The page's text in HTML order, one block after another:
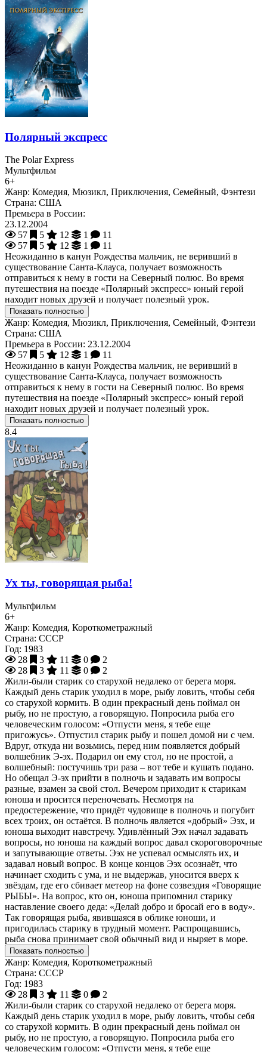
Полярный экспресс
The Polar Express
Мультфильм
6+
Жанр: Комедия, Мюзикл, Приключения, Семейный, Фэнтези
Страна: США
Премьера в России:
23.12.2004
57
5 12 1
11
57
5 12 1
11
Неожиданно в канун Рождества мальчик, не веривший в
существование Санта-Клауса, получает возможность
отправиться к нему в гости на Северный полюс. Во время
путешествия на поезде «Полярный экспресс» юный герой
находит новых друзей и получает полезный урок.
Показать полностью
Жанр: Комедия, Мюзикл, Приключения, Семейный, Фэнтези
Страна: США
Премьера в России: 23.12.2004
57
5 12 1
11
Неожиданно в канун Рождества мальчик, не веривший в
существование Санта-Клауса, получает возможность
отправиться к нему в гости на Северный полюс. Во время
путешествия на поезде «Полярный экспресс» юный герой
находит новых друзей и получает полезный урок.
Показать полностью
8.4
Ух ты, говорящая рыба!
Мультфильм
6+
Жанр: Комедия, Короткометражный
Страна: СССР
Год: 1983
28
3 11 0
2
28
3 11 0
2
Жили-были старик со старухой недалеко от берега моря.
Каждый день старик уходил в море, рыбу ловить, чтобы себя
со старухой кормить. В один прекрасный день поймал он
рыбу, но не простую, а говорящую. Попросила рыба его
человеческим голосом: «Отпусти меня, я тебе еще
пригожусь». Отпустил старик рыбу и пошел домой ни с чем.
Вдруг, откуда ни возьмись, перед ним появляется добрый
волшебник Э-эх. Подарил он ему стол, но не простой, а
волшебный: постучишь три раза – вот тебе и кушать подано.
Но обещал Э-эх прийти в полночь и задавать им вопросы
разные, взамен за свой стол. Вечером приходит к старикам
юноша и просится переночевать. Несмотря на
предостережение, что придёт чудовище в полночь и погубит
всех троих, он остаётся. В полночь является «добрый» Ээх, и
юноша выходит навстречу. Удивлённый Ээх начал задавать
вопросы, но юноша на каждый вопрос давал скороговорочные
и запутывающие ответы. Ээх не успевал осмыслять их, и
задавал новый вопрос. В конце концов Ээх осознаёт, что
начинает сходить с ума, и не выдержав, уносится вверх к
звёздам, где его сбивает метеор на фоне созвездия «Говорящие
РЫБЫ». На вопрос, кто он, юноша припомнил старику
наставление своего деда: «Делай добро и бросай его в воду».
Так говорящая рыба, явившаяся в облике юноши, и
пригодилась старику в трудный момент. Распрощавшись,
рыба снова принимает свой обычный вид и ныряет в море.
Показать полностью
Жанр: Комедия, Короткометражный
Страна: СССР
Год: 1983
28
3 11 0
2
Жили-были старик со старухой недалеко от берега моря.
Каждый день старик уходил в море, рыбу ловить, чтобы себя
со старухой кормить. В один прекрасный день поймал он
рыбу, но не простую, а говорящую. Попросила рыба его
человеческим голосом: «Отпусти меня, я тебе еще